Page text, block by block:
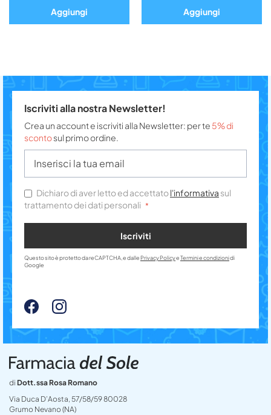
Aggiungi Aggiungi
di Dott.ssa Rosa Romano
Via Duca D’Aosta, 57/58/59 80028
Grumo Nevano (NA)
Iscriviti alla nostra Newsletter!
Crea un account e iscriviti alla Newsletter: per te 5% di
scontosul primo ordine.
Dichiaro di aver letto ed accettatol'informativa sul
trattamento dei dati personali
Iscriviti
Questo sito è protetto da reCAPTCHA, e dallePrivacy PolicyeTermini e condizionidi
Google